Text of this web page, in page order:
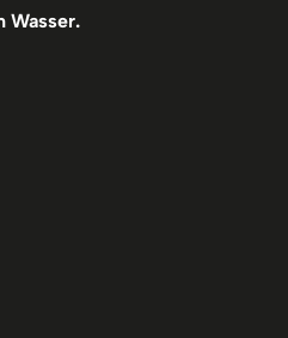
Wasser.